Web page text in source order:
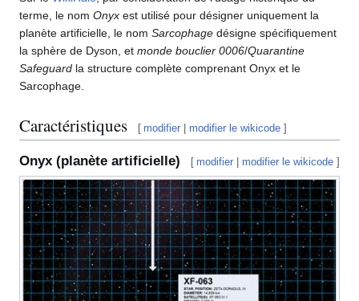
terme, le nom Onyx est utilisé pour désigner uniquement la
planète artificielle, le nom Sarcophage désigne spécifiquement
la sphère de Dyson, et monde bouclier 0006/Quarantine
Safeguard la structure complète comprenant Onyx et le
Sarcophage.
Caractéristiques [ modifier |modifier le wikicode ]
Onyx (planète artificielle) [ modifier |modifier le wikicode ]